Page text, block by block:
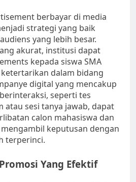
berbayar di media
strategi yang baik
yang lebih besar.
akurat, institusi dapat
kepada siswa SMA
dalam bidang
digital yang mencakup
seperti tes
atau sesi tanya jawab, dapat
calon mahasiswa dan
keputusan dengan
terperinci.
Yang Efektif